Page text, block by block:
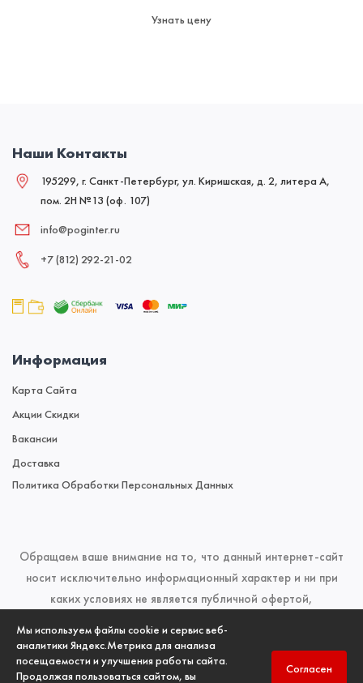
Мы используем файлы cookie и сервис веб-
аналитики Яндекс.Метрика для анализа
посещаемости и улучшения работы сайта.
Продолжая пользоваться сайтом, вы
Согласен
Узнать цену
Наши Контакты
195299, г. Санкт-Петербург, ул. Киришская, д. 2, литера А,
пом. 2Н №13 (оф. 107)
info@poginter.ru
+7 (812) 292‑21‑02
Информация
Карта Сайта
Акции Скидки
Вакансии
Доставка
Политика Обработки Персональных Данных
Обращаем ваше внимание на то, что данный интернет-сайт
носит исключительно информационный характер и ни при
каких условиях не является публичной офертой,
кодекса Российской Федерации. Для получения подробной
информации о наличии и стоимости указанных товаров и